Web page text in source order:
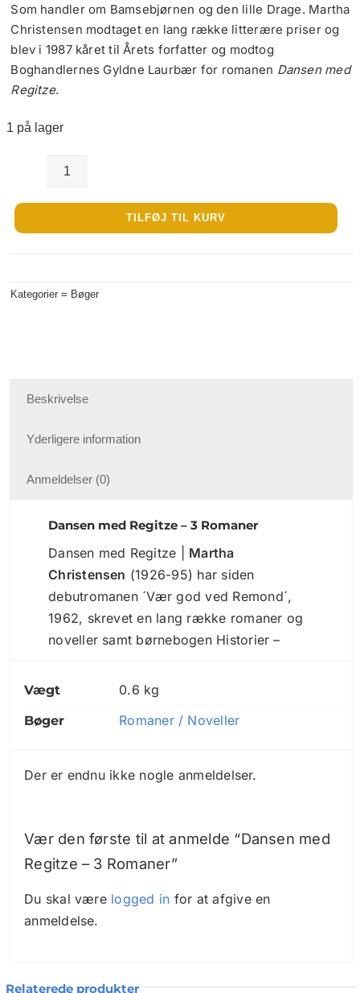
Som handler om Bamsebjørnen og den lille Drage. Martha
Christensen modtaget en lang række litterære priser og
blev i 1987 kåret til Årets forfatter og modtog
Boghandlernes Gyldne Laurbær for romanen Dansen med
Regitze.
1 på lager
med
Romaner
TILFØJ TIL KURV
Kategorier = Bøger
Beskrivelse
Yderligere information
Anmeldelser (0)
Dansen med Regitze – 3 Romaner
Dansen med Regitze | Martha
Christensen (1926-95) har siden
debutromanen ´Vær god ved Remond´,
1962, skrevet en lang række romaner og
noveller samt børnebogen Historier –
lille Drage. Martha Christensen modtaget
en lang række litterære priser og blev i
romanen
Dansen med Regitze .
Ynglingsforfatter. Kaspar Rostrups
filmatisering afDansen med Regitze
dansk films største succeser. Filmen
Vægt 0.6 kg
Bøger Romaner / Noveller
Der er endnu ikke nogle anmeldelser.
Vær den første til at anmelde “Dansen med
Regitze – 3 Romaner”
Du skal være logged in for at afgive en
anmeldelse.
Relaterede produkter